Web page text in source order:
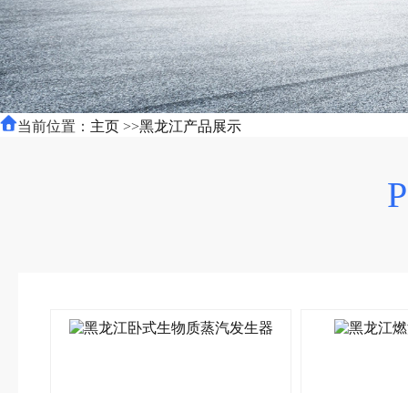
当前位置： 主页 >>黑龙江产品展示